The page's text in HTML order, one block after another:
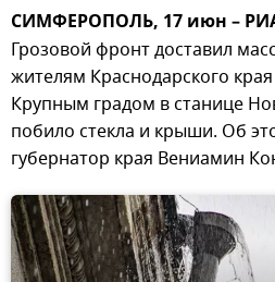
СИМФЕРОПОЛЬ, 17 июн –
Грозовой фронт доставил
жителям Краснодарского
Крупным градом в станице
побило стекла и крыши. Об
губернатор края Вениамин